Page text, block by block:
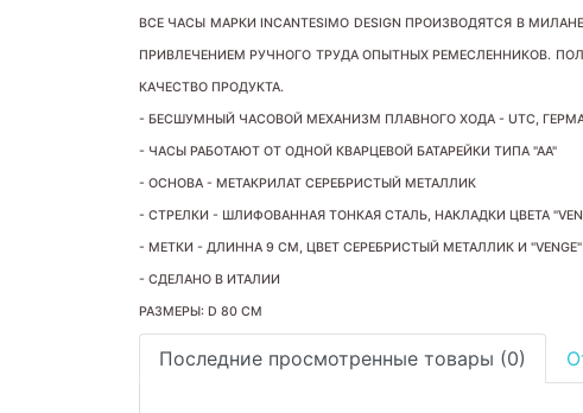
ВСЕ ЧАСЫ МАРКИ INCANTESIMO DESIGN ПРОИЗВОДЯТСЯ В
ПРИВЛЕЧЕНИЕМ РУЧНОГО ТРУДА ОПЫТНЫХ РЕМЕСЛЕННИКОВ.
КАЧЕСТВО ПРОДУКТА.
- БЕСШУМНЫЙ ЧАСОВОЙ МЕХАНИЗМ ПЛАВНОГО ХОДА - UTC,
- ЧАСЫ РАБОТАЮТ ОТ ОДНОЙ КВАРЦЕВОЙ БАТАРЕЙКИ ТИПА "АА"
- ОСНОВА - МЕТАКРИЛАТ СЕРЕБРИСТЫЙ МЕТАЛЛИК
- СТРЕЛКИ - ШЛИФОВАННАЯ ТОНКАЯ СТАЛЬ, НАКЛАДКИ ЦВЕТА
- МЕТКИ - ДЛИННА 9 СМ, ЦВЕТ СЕРЕБРИСТЫЙ МЕТАЛЛИК И "VENGE"
- СДЕЛАНО В ИТАЛИИ
РАЗМЕРЫ: D 80 СМ
Последние просмотренные товары (0)